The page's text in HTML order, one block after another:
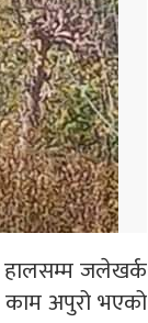
हालसम्म जलेखर्क
काम अपुरो भएको